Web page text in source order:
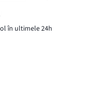
în ultimele 24h